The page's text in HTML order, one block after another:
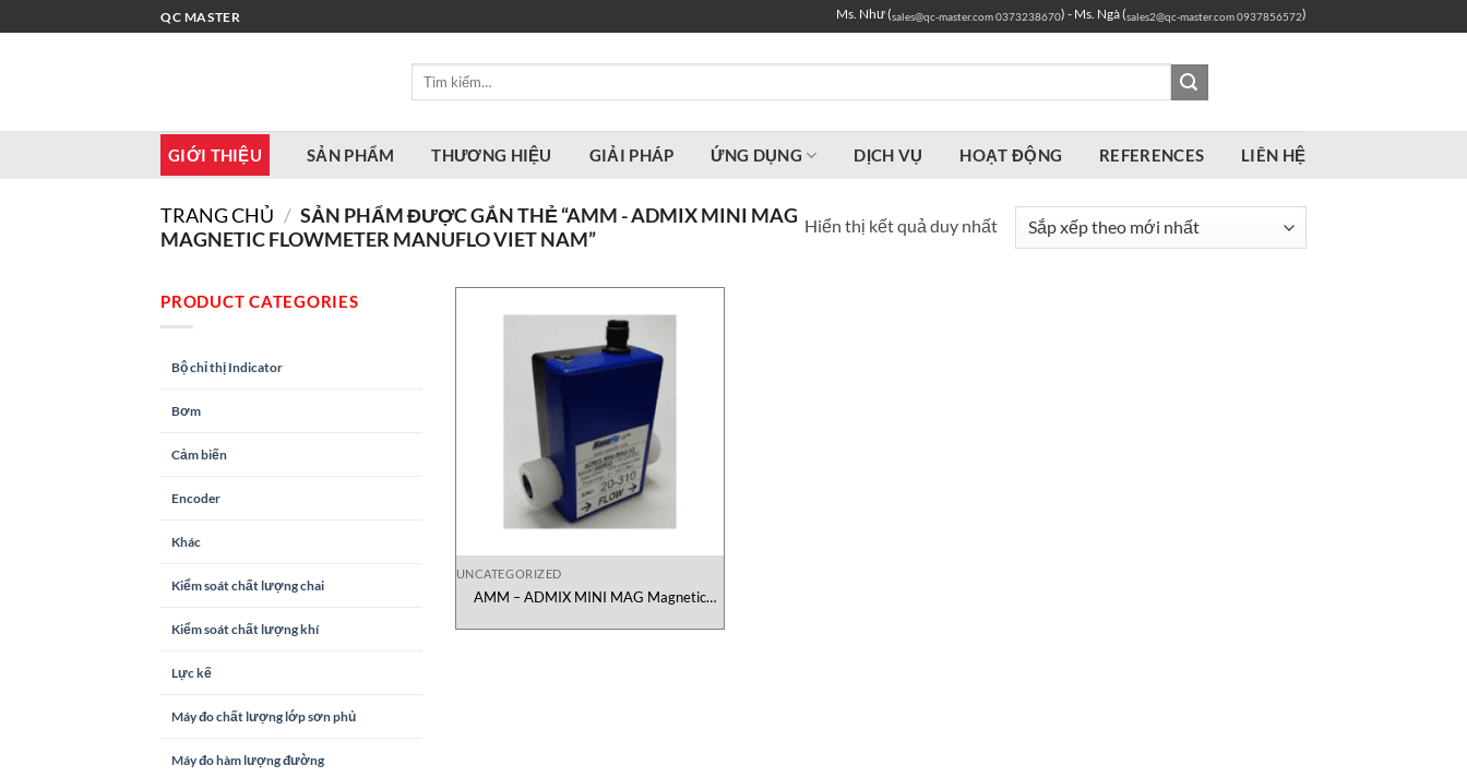
qua
QC MASTER Ms. Như (sales@qc-master.com0373238670) - Ms. Ngà (sales2@qc-master.com0937856572)
Tìm
GIỚI THIỆU SẢN PHẨM THƯƠNG HIỆU GIẢI PHÁP ỨNG DỤNG DỊCH VỤ HOẠT ĐỘNG REFERENCES LIÊN HỆ
TRANG CHỦ / SẢN PHẨM ĐƯỢC GẮN THẺ “AMM - ADMIX MINI MAG
MAGNETIC FLOWMETER MANUFLO VIET NAM”
Hiển thị kết quả duy nhất
PRODUCT CATEGORIES
Bộ chỉ thị Indicator
Bơm
Cảm biến
Encoder
Khác
Kiểm soát chất lượng chai
Kiểm soát chất lượng khí
Lực kế
Máy đo chất lượng lớp sơn phủ
Máy đo hàm lượng đường
UNCATEGORIZED
AMM – ADMIX MINI MAG Magnetic